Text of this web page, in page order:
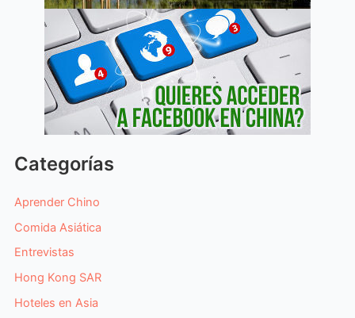
Categorías
Aprender Chino
Comida Asiática
Entrevistas
Hong Kong SAR
Hoteles en Asia